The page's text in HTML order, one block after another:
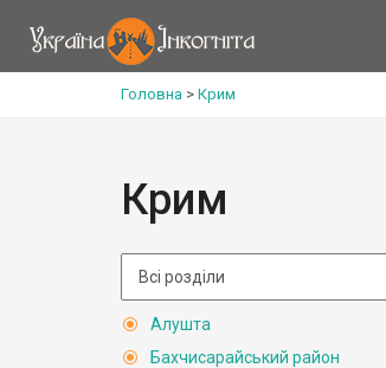
Головна > Крим
Крим
Алушта
Бахчисарайський район